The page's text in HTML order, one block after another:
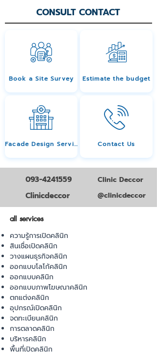
CONSULT CONTACT
Book a Site Survey Estimate the budget
Facade Design Service Contact Us
093-4241559
Clinicdeccor
Clinic Deccor
@clinicdeccor
all services
ความรู้การเปิดคลินิก
สินเชื่อเปิดคลินิก
วางแผนธุรกิจคลินิก
ออกแบบโลโก้คลินิก
ออกแบบคลินิก
ออกแบบภาพโฆษณาคลินิก
ตกแต่งคลินิก
อุปกรณ์เปิดคลินิก
จดทะเบียนคลินิก
การตลาดคลินิก
บริหารคลินิก
พื้นที่เปิดคลินิก